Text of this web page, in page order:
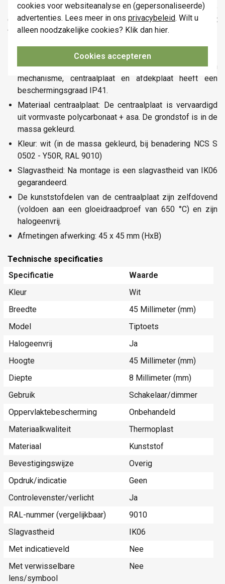
cookies voor websiteanalyse en (gepersonaliseerde)
advertenties. Lees meer in ons privacybeleid. Wilt u
alleen noodzakelijke cookies? Klik dan hier.
Cookies accepteren
zichtbaar deel en een bevestigingsdeel. De demontage
gebeurt eenvoudig door het lostrekken van de centraalplaat
van het mechanisme.
Aantal bedieningsknoppen: 6 bedieningstoetsen
Beschermingsgraad: De samenstelling van een
mechanisme, centraalplaat en afdekplaat heeft een
beschermingsgraad IP41.
Materiaal centraalplaat: De centraalplaat is vervaardigd
uit vormvaste polycarbonaat + asa. De grondstof is in de
massa gekleurd.
Kleur: wit (in de massa gekleurd, bij benadering NCS S
0502 - Y50R, RAL 9010)
Slagvastheid: Na montage is een slagvastheid van IK06
gegarandeerd.
De kunststofdelen van de centraalplaat zijn zelfdovend
(voldoen aan een gloeidraadproef van 650 °C) en zijn
halogeenvrij.
Afmetingen afwerking: 45 x 45 mm (HxB)
Technische specificaties
Specificatie
Waarde
Kleur
Wit
Breedte
45 Millimeter (mm)
Model
Tiptoets
Halogeenvrij
Ja
Hoogte
45 Millimeter (mm)
Diepte
8 Millimeter (mm)
Gebruik
Schakelaar/dimmer
Oppervlaktebescherming
Onbehandeld
Materiaalkwaliteit
Thermoplast
Materiaal
Kunststof
Bevestigingswijze
Overig
Opdruk/indicatie
Geen
Controlevenster/verlicht
Ja
RAL-nummer (vergelijkbaar)
9010
Slagvastheid
IK06
Met indicatieveld
Nee
Met verwisselbare
lens/symbool
Nee